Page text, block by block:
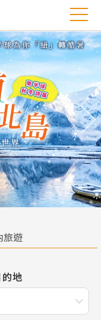
往
旅遊
的地